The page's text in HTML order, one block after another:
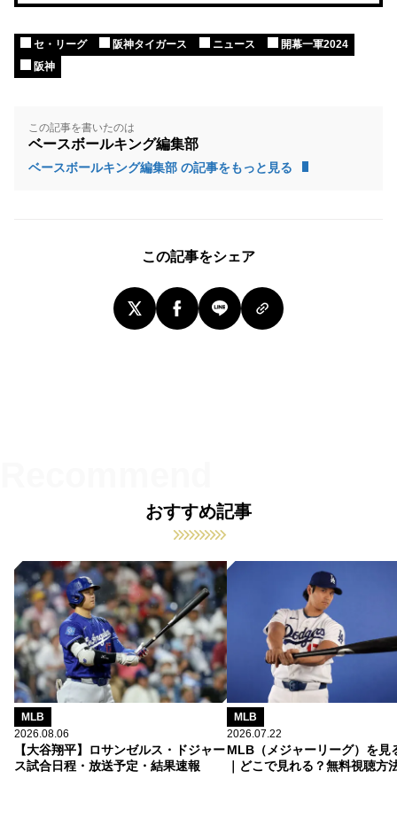
セ・リーグ 阪神タイガース ニュース
開幕一軍2024
阪神
この記事を書いたのは
ベースボールキング編集部
ベースボールキング編集部 の記事をもっと見る
この記事をシェア
おすすめ記事
MLB
2026.08.06
【大谷翔平】ロサンゼルス・ドジャー
ス試合日程・放送予定・結果速報
MLB
2026.07.22
MLB（メジャーリーグ）を見
｜どこで見れる？無料視聴方